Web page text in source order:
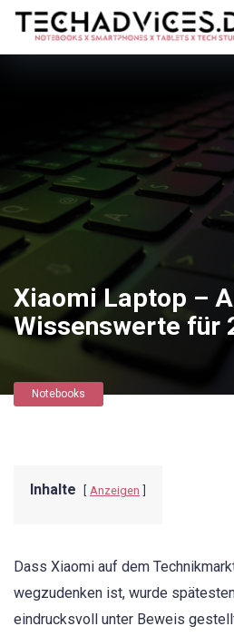
Xiaomi Laptop –
Wissenswerte für
Notebooks
Inhalte Anzeigen
Dass Xiaomi auf dem
wegzudenken ist, wurde
eindrucksvoll unter Beweis